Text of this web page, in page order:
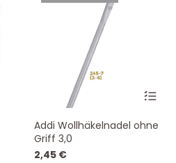
Addi Wollhäkelnadel ohne
Griff 3,0
2,45 €